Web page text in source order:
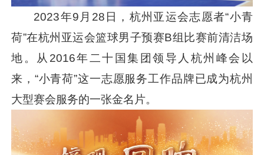
2023年9月28日，杭州亚运会志愿者“小青
荷”在杭州亚运会篮球男子预赛B组比赛前清洁场
地。从2016年二十国集团领导人杭州峰会以
来，“小青荷”这一志愿服务工作品牌已成为杭州
大型赛会服务的一张金名片。